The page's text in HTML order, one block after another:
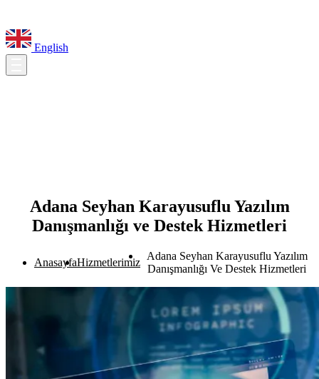
English
Adana Seyhan Karayusuflu Yazılım
Danışmanlığı ve Destek Hizmetleri
AnasayfaHizmetlerimiz
Adana Seyhan Karayusuflu Yazılım
Danışmanlığı Ve Destek Hizmetleri